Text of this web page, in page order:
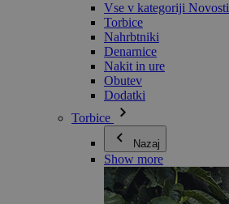
Vse v kategoriji Novosti
Torbice
Nahrbtniki
Denarnice
Nakit in ure
Obutev
Dodatki
Torbice
Nazaj
Show more